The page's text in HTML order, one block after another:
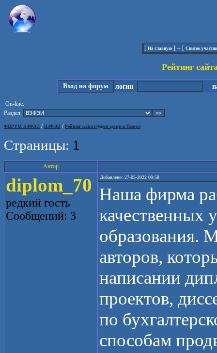
[ На главную ] -- [ Список
Рейтинг
Вход на форум логин
On-line:
Раздел:
ФОРУМ ВЗФЭИ /ВЗФЭИ /Рейтинг сайта студент центр в Томске
Страницы: 1
Автор
diplom_70
редкий гость
Сообщений: 3
Добавлено: 27-05-2022 09:58
Наша фирма
качественных
образования.
авторов,
написании
проектов,
по
способам